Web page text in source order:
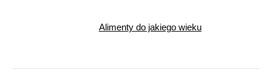
Alimenty do jakiego wieku